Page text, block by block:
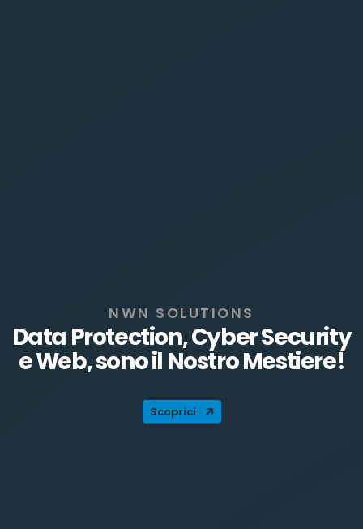
NWN SOLUTIONS
Data Protection, Cyber Security
e Web, sono il Nostro Mestiere!
Scoprici